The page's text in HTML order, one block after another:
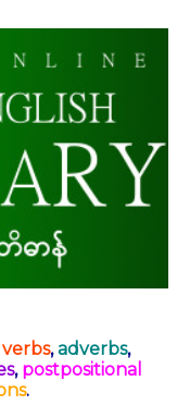
verbs,adverbs,
, postpositional
.